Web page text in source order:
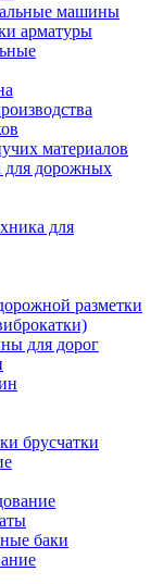
машины
арматуры
материалов
для дорожных
для
разметки
для дорог
брусчатки
баки